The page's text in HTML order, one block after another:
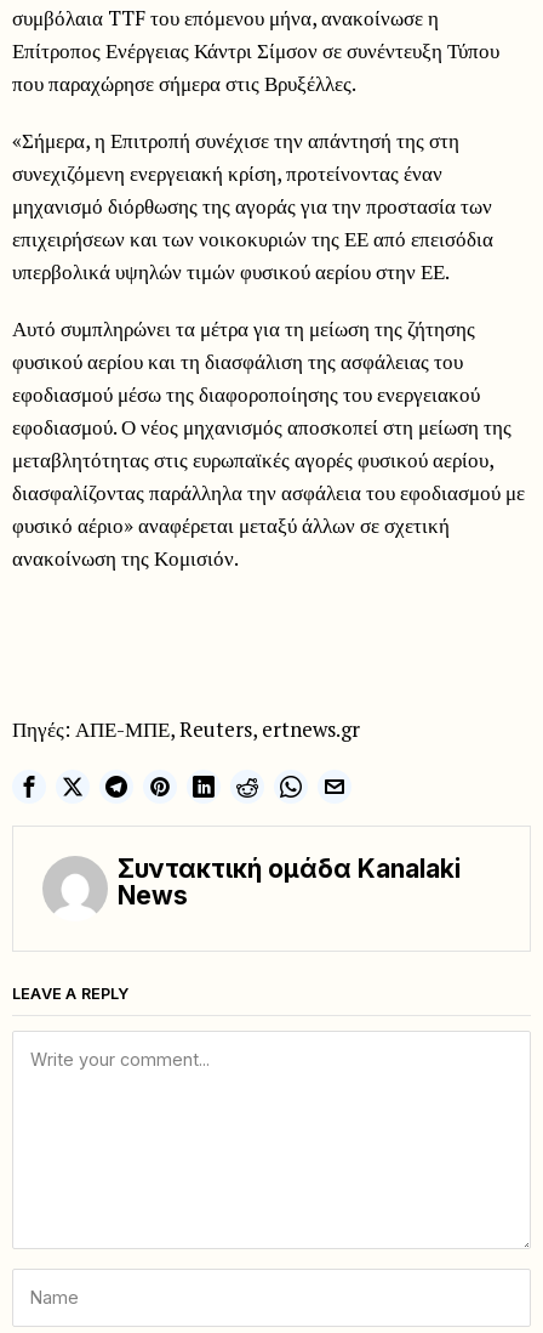
συμβόλαια TTF του επόμενου μήνα, ανακοίνωσε η
Επίτροπος Ενέργειας Κάντρι Σίμσον σε συνέντευξη Τύπου
που παραχώρησε σήμερα στις Βρυξέλλες.
«Σήμερα, η Επιτροπή συνέχισε την απάντησή της στη
συνεχιζόμενη ενεργειακή κρίση, προτείνοντας έναν
μηχανισμό διόρθωσης της αγοράς για την προστασία των
επιχειρήσεων και των νοικοκυριών της ΕΕ από επεισόδια
υπερβολικά υψηλών τιμών φυσικού αερίου στην ΕΕ.
Αυτό συμπληρώνει τα μέτρα για τη μείωση της ζήτησης
φυσικού αερίου και τη διασφάλιση της ασφάλειας του
εφοδιασμού μέσω της διαφοροποίησης του ενεργειακού
εφοδιασμού. Ο νέος μηχανισμός αποσκοπεί στη μείωση της
μεταβλητότητας στις ευρωπαϊκές αγορές φυσικού αερίου,
διασφαλίζοντας παράλληλα την ασφάλεια του εφοδιασμού με
φυσικό αέριο» αναφέρεται μεταξύ άλλων σε σχετική
ανακοίνωση της Κομισιόν.
Πηγές: ΑΠΕ-ΜΠΕ, Reuters, ertnews.gr
Συντακτική ομάδα Kanalaki
News
LEAVE A REPLY